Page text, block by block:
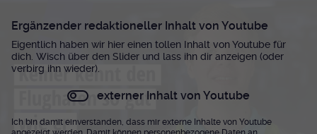
Ergänzender redaktioneller Inhalt von Youtube
Eigentlich haben wir hier einen tollen Inhalt von Youtube für
dich. Wisch über den Slider und lass ihn dir anzeigen (oder
verbirg ihn wieder).
externer Inhalt von Youtube
Ich bin damit einverstanden, dass mir externe Inhalte von Youtube